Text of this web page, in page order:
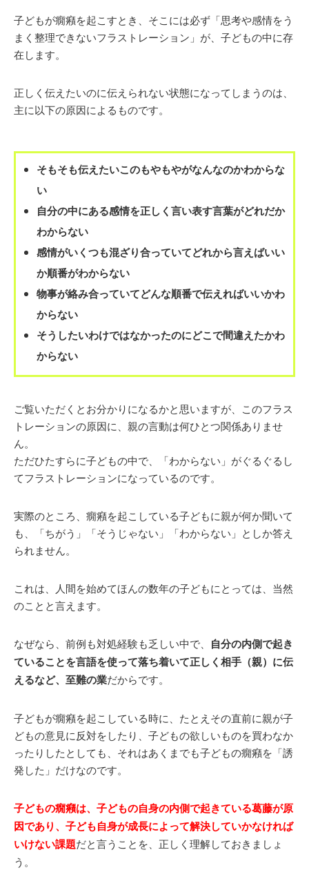
子どもが癇癪を起こすとき、そこには必ず「思考や感情をう
まく整理できないフラストレーション」が、子どもの中に存
在します。
正しく伝えたいのに伝えられない状態になってしまうのは、
主に以下の原因によるものです。
そもそも伝えたいこのもやもやがなんなのかわからな
い
自分の中にある感情を正しく言い表す言葉がどれだか
わからない
感情がいくつも混ざり合っていてどれから言えばいい
か順番がわからない
物事が絡み合っていてどんな順番で伝えればいいかわ
からない
そうしたいわけではなかったのにどこで間違えたかわ
からない
ご覧いただくとお分かりになるかと思いますが、このフラス
トレーションの原因に、親の言動は何ひとつ関係ありませ
ん。
ただひたすらに子どもの中で、「わからない」がぐるぐるし
てフラストレーションになっているのです。
実際のところ、癇癪を起こしている子どもに親が何か聞いて
も、「ちがう」「そうじゃない」「わからない」としか答え
られません。
これは、人間を始めてほんの数年の子どもにとっては、当然
のことと言えます。
なぜなら、前例も対処経験も乏しい中で、 自分の内側で起き
ていることを言語を使って落ち着いて正しく相手（親）に伝
えるなど、至難の業だからです。
子どもが癇癪を起こしている時に、たとえその直前に親が子
どもの意見に反対をしたり、子どもの欲しいものを買わなか
ったりしたとしても、それはあくまでも子どもの癇癪を「誘
発した」だけなのです。
子どもの癇癪は、子どもの自身の内側で起きている葛藤が原
因であり、子ども自身が成長によって解決していかなければ
いけない課題だと言うことを、正しく理解しておきましょ
う。